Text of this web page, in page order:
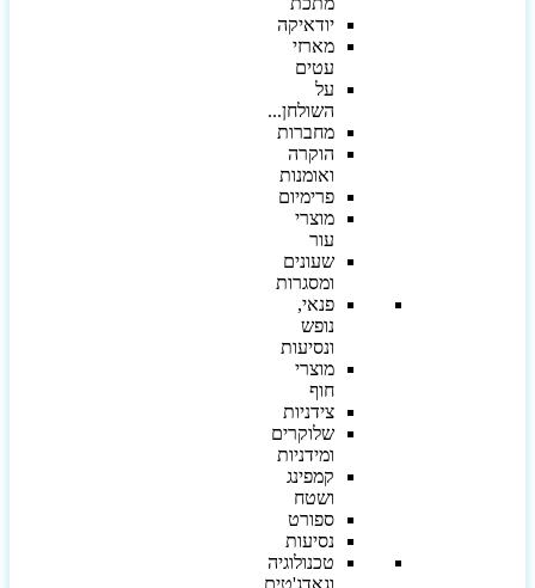
יודאיקה
מארזי
עטים
על
השולחן...
מחברות
הוקרה
ואומנות
פרימיום
מוצרי
עור
שעונים
ומסגרות
פנאי,
נופש
ונסיעות
מוצרי
חוף
צידניות
שלוקרים
ומידניות
קמפינג
ושטח
ספורט
נסיעות
טכנולוגיה
וגאדג'טים